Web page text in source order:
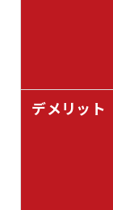
デメリット